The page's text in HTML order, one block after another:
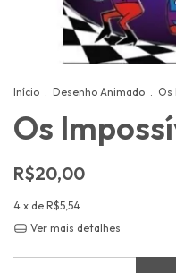
Início . Desenho Animado . Os
Os
R$20,00
4 x de R$5,54
Ver mais detalhes